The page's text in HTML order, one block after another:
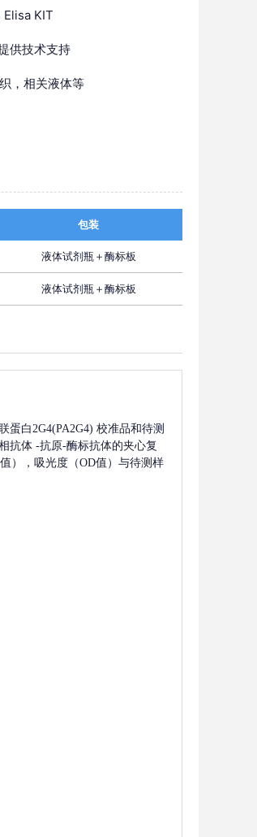
KIT
供技术支持
，相关液体等
包装
液体试剂瓶＋酶标板
液体试剂瓶＋酶标板
蛋白2G4(PA2G4) 校准品和待测
抗体 -抗原-酶标抗体的夹心复
），吸光度（OD值）与待测样